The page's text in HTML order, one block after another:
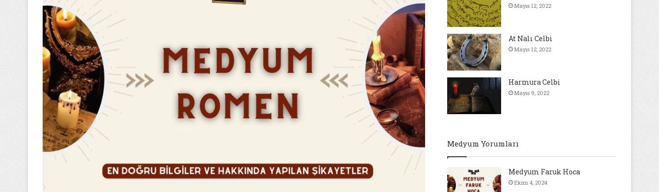
Mayıs 12, 2022
At Nalı Celbi
Mayıs 12, 2022
Harmura Celbi
Mayıs 9, 2022
Medyum Yorumları
Medyum Faruk Hoca
Ekim 4, 2024